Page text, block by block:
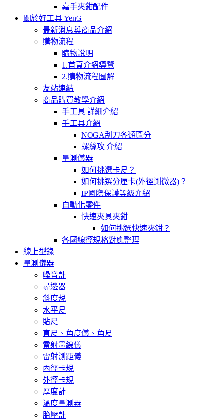
嘉手夾鉗配件
關於好工具 YenG
最新消息與商品介紹
購物流程
購物說明
1.首頁介紹導覽
2.購物流程圖解
友站連結
商品購買教學介紹
手工具 詳細介紹
手工具介紹
NOGA刮刀各類區分
螺絲攻 介紹
量測儀器
如何挑選卡尺？
如何挑選分厘卡(外徑測微器)？
IP國際保護等級介紹
自動化零件
快速夾具夾鉗
如何挑選快速夾鉗？
各國線徑規格對應整理
線上型錄
量測儀器
噪音計
尋邊器
斜度規
水平尺
貼尺
直尺、角度儀、角尺
雷射墨線儀
雷射測距儀
內徑卡規
外徑卡規
厚度計
溫度量測器
胎壓計